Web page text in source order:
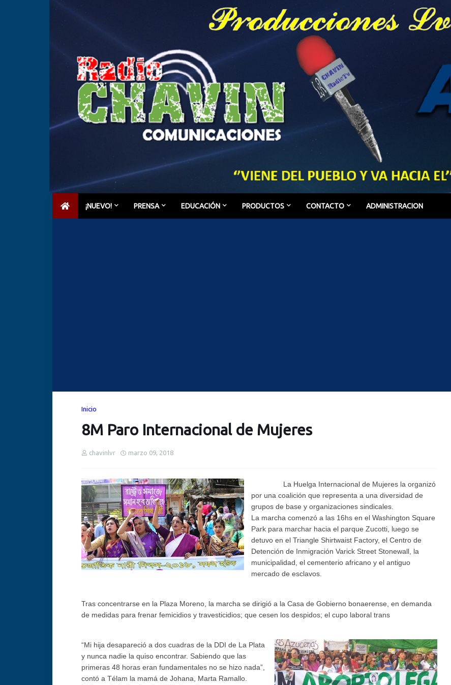
¡NUEVO! PRENSA EDUCACIÓN PRODUCTOS CONTACTO ADMINISTRACION
Inicio
8M Paro Internacional de Mujeres
chavinlvr marzo 09, 2018
La Huelga Internacional de Mujeres la organizó
por una coalición que representa a una diversidad de
grupos de base y organizaciones sindicales.
La marcha comenzó a las 16hs en el Washington Square
Park para marchar hacia el parque Zucotti, luego se
detuvo en el Triangle Shirtwaist Factory, el Centro de
Detención de Inmigración Varick Street Stonewall, la
municipalidad, el cementerio africano y el antiguo
mercado de esclavos.
Tras concentrarse en la Plaza Moreno, la marcha se dirigió a la Casa de Gobierno bonaerense, en demanda
de medidas para frenar femicidios y travesticidios; que cesen los despidos; el cupo laboral trans
“Mi hija desapareció a dos cuadras de la DDI de La Plata
y nunca nadie la quiso encontrar. Sabiendo que las
primeras 48 horas eran fundamentales no se hizo nada”,
contó a Télam la mamá de Johana, Marta Ramallo.